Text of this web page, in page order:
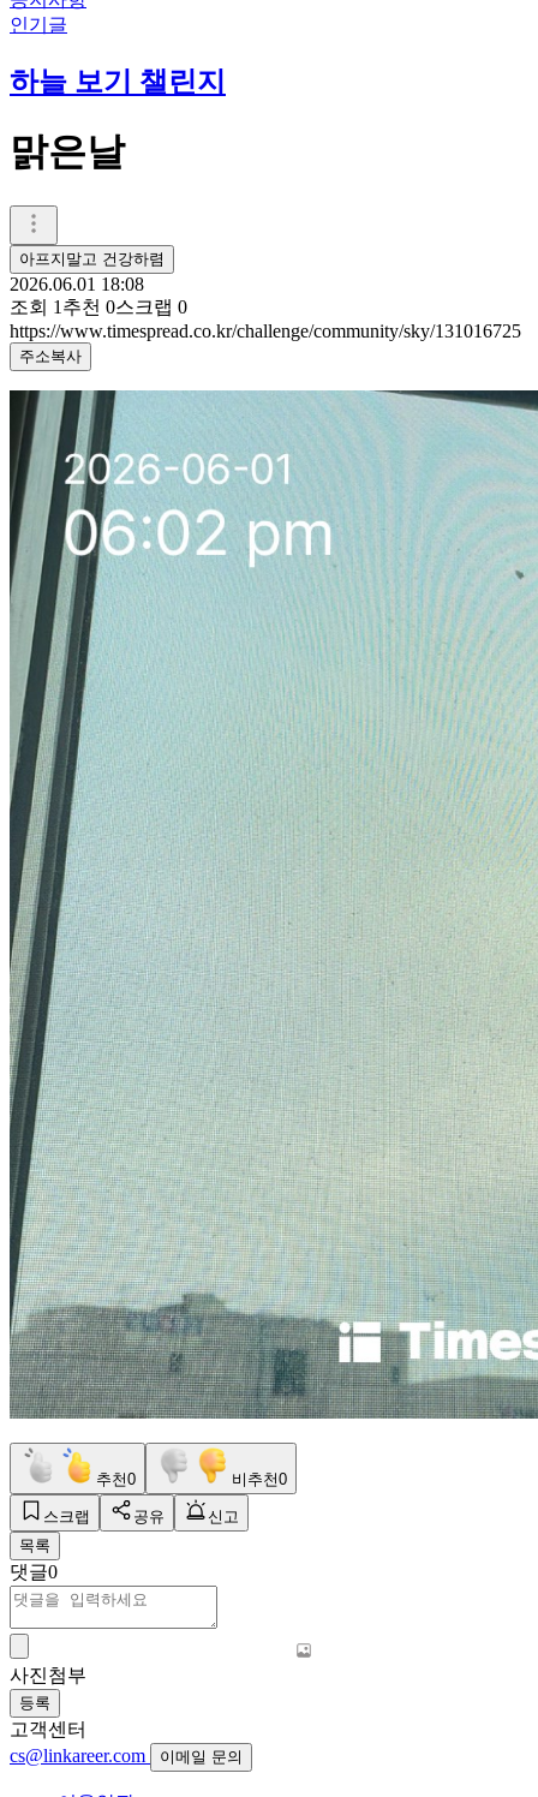
인기글
하늘 보기 챌린지
맑은날
아프지말고 건강하렴
2026.06.01 18:08
조회 1 추천 0스크랩 0
https://www.timespread.co.kr/challenge/community/sky/131016725
주소복사
추천0 비추천0
스크랩 공유
신고
목록
댓글0
사진첨부
등록
고객센터
cs@linkareer.com
이메일 문의